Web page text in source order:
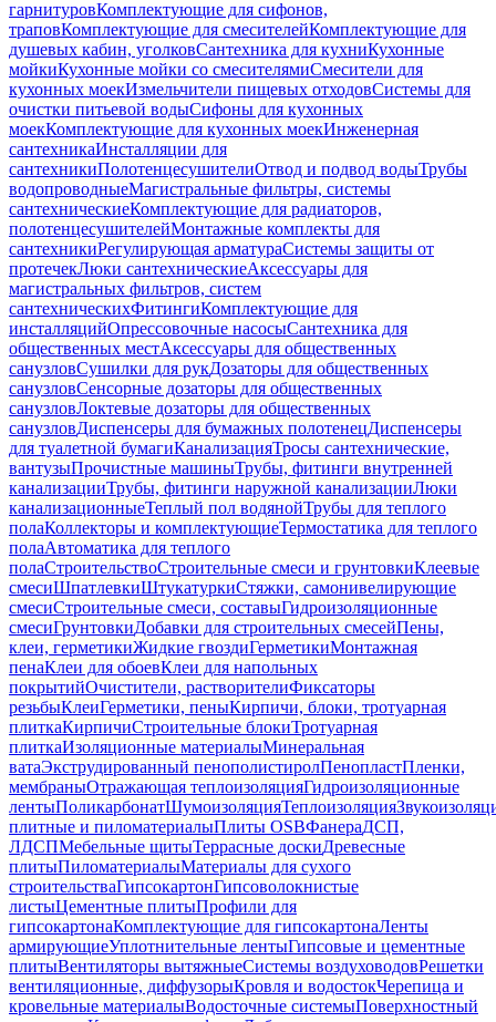
гарнитуровКомплектующие для сифонов,
траповКомплектующие для смесителейКомплектующие для
душевых кабин, уголковСантехника для кухниКухонные
мойкиКухонные мойки со смесителямиСмесители для
кухонных моекИзмельчители пищевых отходовСистемы для
очистки питьевой водыСифоны для кухонных
моекКомплектующие для кухонных моекИнженерная
сантехникаИнсталляции для
сантехникиПолотенцесушителиОтвод и подвод водыТрубы
водопроводныеМагистральные фильтры, системы
сантехническиеКомплектующие для радиаторов,
полотенцесушителейМонтажные комплекты для
сантехникиРегулирующая арматураСистемы защиты от
протечекЛюки сантехническиеАксессуары для
магистральных фильтров, систем
сантехническихФитингиКомплектующие для
инсталляцийОпрессовочные насосыСантехника для
общественных местАксессуары для общественных
санузловСушилки для рукДозаторы для общественных
санузловСенсорные дозаторы для общественных
санузловЛоктевые дозаторы для общественных
санузловДиспенсеры для бумажных полотенецДиспенсеры
для туалетной бумагиКанализацияТросы сантехнические,
вантузыПрочистные машиныТрубы, фитинги внутренней
канализацииТрубы, фитинги наружной канализацииЛюки
канализационныеТеплый пол водянойТрубы для теплого
полаКоллекторы и комплектующиеТермостатика для теплого
полаАвтоматика для теплого
полаСтроительствоСтроительные смеси и грунтовкиКлеевые
смесиШпатлевкиШтукатуркиСтяжки, самонивелирующие
смесиСтроительные смеси, составыГидроизоляционные
смесиГрунтовкиДобавки для строительных смесейПены,
клеи, герметикиЖидкие гвоздиГерметикиМонтажная
пенаКлеи для обоевКлеи для напольных
покрытийОчистители, растворителиФиксаторы
резьбыКлеиГерметики, пеныКирпичи, блоки, тротуарная
плиткаКирпичиСтроительные блокиТротуарная
плиткаИзоляционные материалыМинеральная
ватаЭкструдированный пенополистиролПенопластПленки,
мембраныОтражающая теплоизоляцияГидроизоляционные
лентыПоликарбонатШумоизоляцияТеплоизоляция
плитные и пиломатериалыПлиты OSBФанераДСП,
ЛДСПМебельные щитыТеррасные доскиДревесные
плитыПиломатериалыМатериалы для сухого
строительстваГипсокартонГипсоволокнистые
листыЦементные плитыПрофили для
гипсокартонаКомплектующие для гипсокартонаЛенты
армирующиеУплотнительные лентыГипсовые и цементные
плитыВентиляторы вытяжныеСистемы воздуховодовРешетки
вентиляционные, диффузорыКровля и водостокЧерепица и
кровельные материалыВодосточные системыПоверхностный